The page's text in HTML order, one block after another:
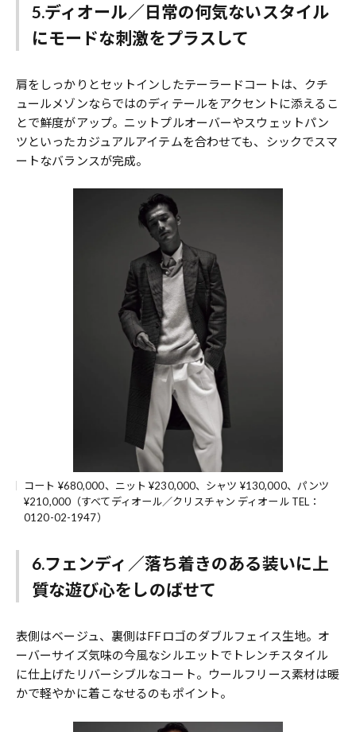
5.ディオール／日常の何気ないスタイル
にモードな刺激をプラスして
肩をしっかりとセットインしたテーラードコートは、クチ
ュールメゾンならではのディテールをアクセントに添えるこ
とで鮮度がアップ。ニットプルオーバーやスウェットパン
ツといったカジュアルアイテムを合わせても、シックでスマ
ートなバランスが完成。
コート ¥680,000、ニット ¥230,000、シャツ ¥130,000、パンツ
¥210,000（すべてディオール／クリスチャン ディオール TEL：
0120-02-1947）
6.フェンディ／落ち着きのある装いに上
質な遊び心をしのばせて
表側はベージュ、裏側はFFロゴのダブルフェイス生地。オ
ーバーサイズ気味の今風なシルエットでトレンチスタイル
に仕上げたリバーシブルなコート。ウールフリース素材は暖
かで軽やかに着こなせるのもポイント。